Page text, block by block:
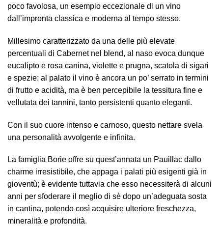
poco favolosa, un esempio eccezionale di un vino
dall’impronta classica e moderna al tempo stesso.
Millesimo caratterizzato da una delle più elevate
percentuali di Cabernet nel blend, al naso evoca dunque
eucalipto e rosa canina, violette e prugna, scatola di sigari
e spezie; al palato il vino è ancora un po’ serrato in termini
di frutto e acidità, ma è ben percepibile la tessitura fine e
vellutata dei tannini, tanto persistenti quanto eleganti.
Con il suo cuore intenso e carnoso, questo nettare svela
una personalità avvolgente e infinita.
La famiglia Borie offre su quest’annata un Pauillac dallo
charme irresistibile, che appaga i palati più esigenti già in
gioventù; è evidente tuttavia che esso necessiterà di alcuni
anni per sfoderare il meglio di sè dopo un’adeguata sosta
in cantina, potendo così acquisire ulteriore freschezza,
mineralità e profondità.